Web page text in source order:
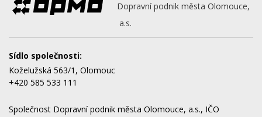
Dopravní podnik města Olomouce,
a.s.
Sídlo společnosti:
Koželužská 563/1, Olomouc
+420 585 533 111
Společnost Dopravní podnik města Olomouce, a.s., IČO